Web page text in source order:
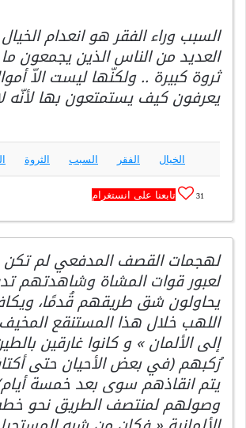
السبب وراء الفقر هو انعدام
العديد من الناس الذين يجمعون
ثروة كبيرة .. ولكنّها ليست الاّ
يعرفون كيف يستمتعون بها لأنّه
الخيال الفقر السبب الثروة
31 تابعنا على انستغرام
لهجمات القصف المدفعي لم
لعبور قوات المشاة وشاهدتهم
يحاولون شق طريقهم قُدمًا،
اللهب خلال هذا المستنقع
إلى الألمان » و كانوا غارقين
رُكبهم (في بعض الأحيان حتى
يتم انقاذهم سوى بعد خمسة
وصولهم لمنتصف الطريق نحو